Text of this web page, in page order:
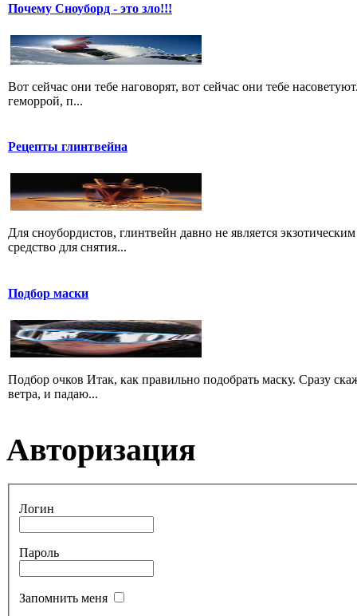
Почему Сноуборд - это зло!!!
Вот сейчас они тебе наговорят, вот сейчас они тебе
геморрой, п...
Рецепты глинтвейна
Для сноубордистов, глинтвейн давно не является
средство для снятия...
Подбор маски
Подбор очков Итак, как правильно подобрать маску. Сразу
ветра, и падаю...
Авторизация
Логин
Пароль
Запомнить меня